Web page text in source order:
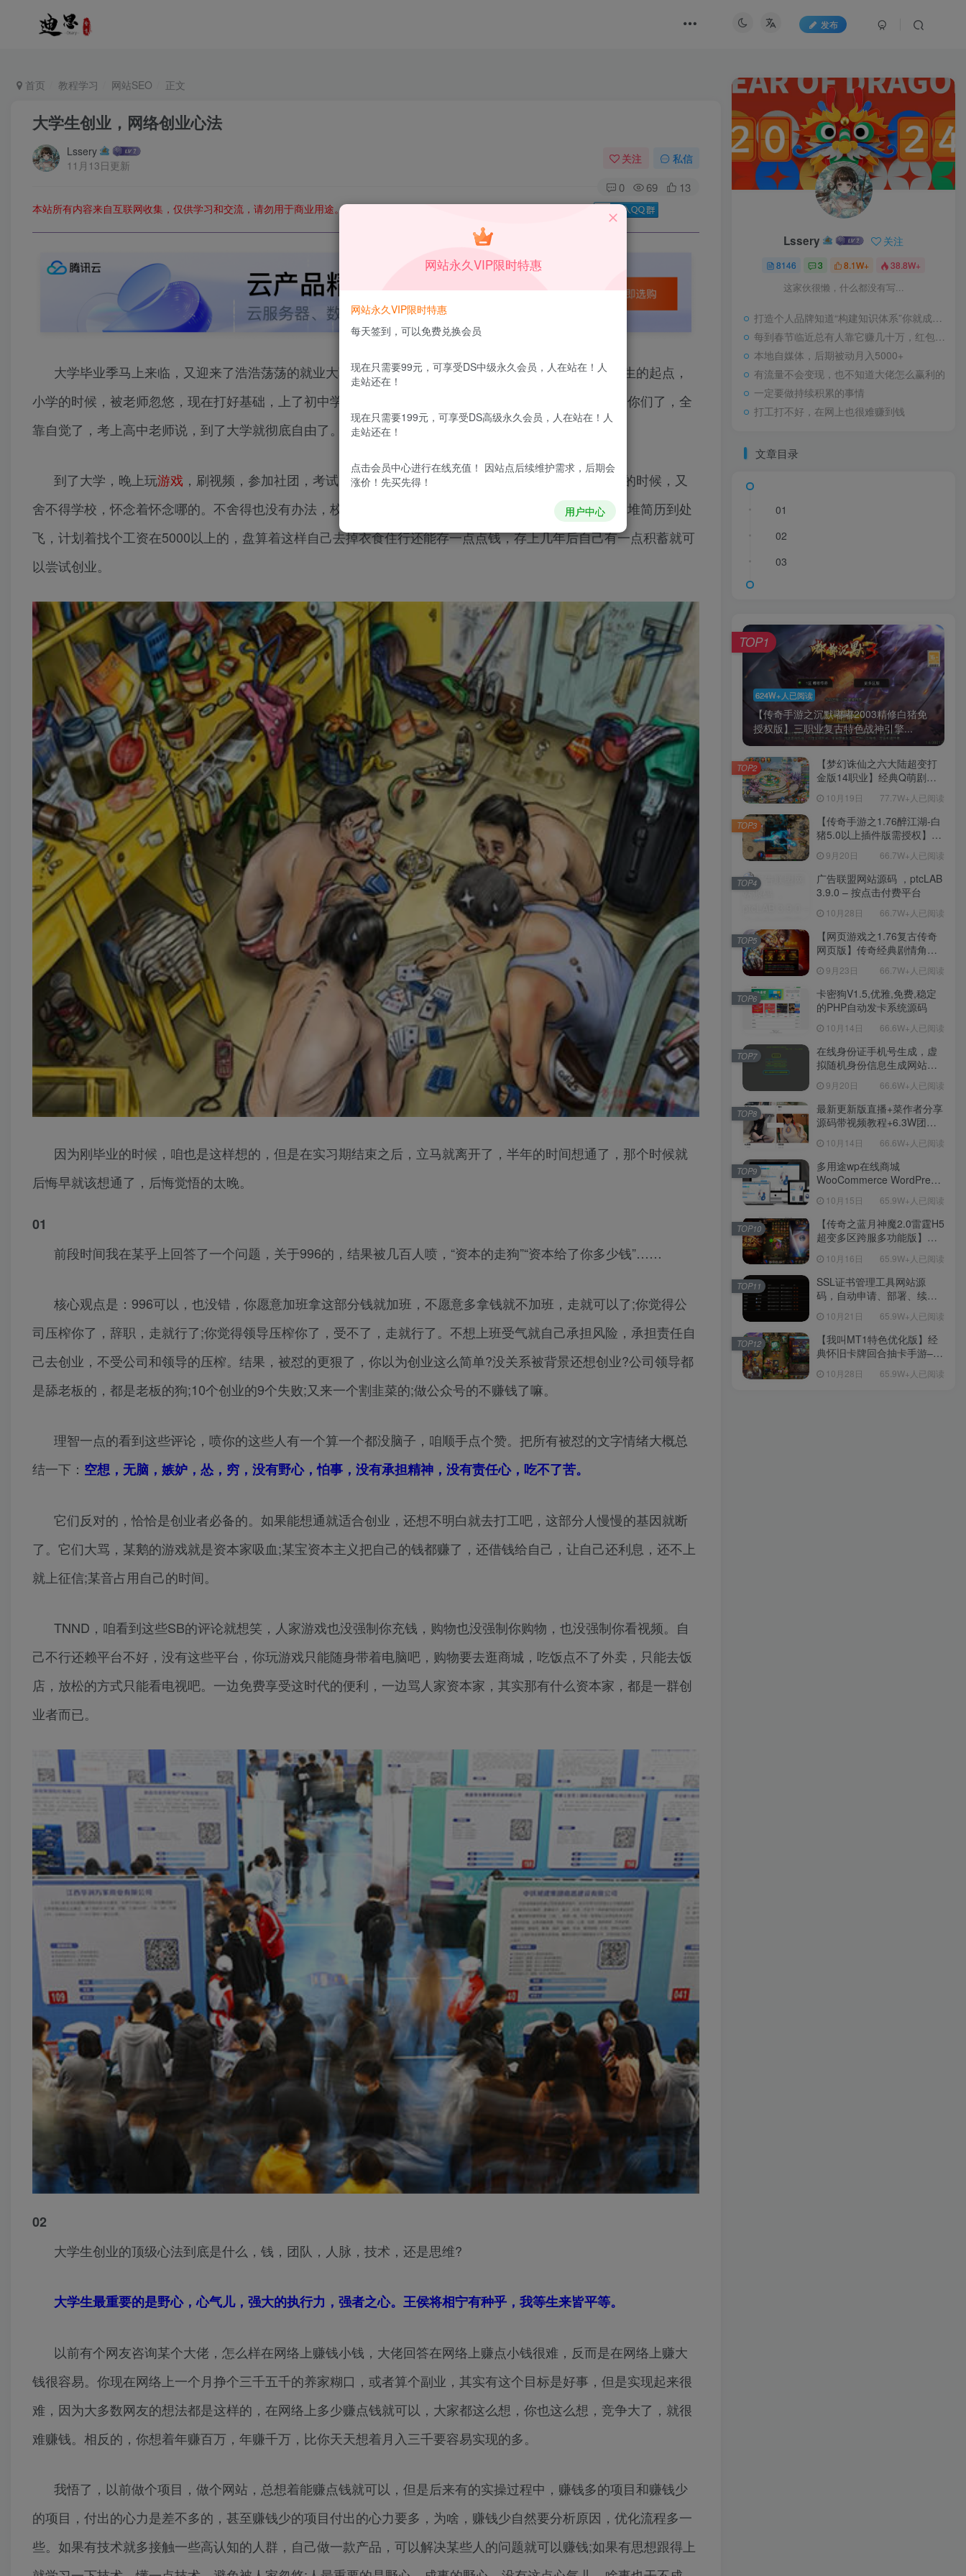
发布
首页 教程学习 网站SEO 正文
大学生创业，网络创业心法
Lssery
11月13日更新
关注 私信
0 69 13
本站所有内容来自互联网收集，仅供学习和交流，请勿用于商业用途。如有侵权、不妥之处，请第一时间联系我们删除！Q群：
大学毕业季马上来临，又迎来了浩浩荡荡的就业大军，本来以为大学是幸福的终点，没想到大学是人生的起点，
小学的时候，被老师忽悠，现在打好基础，上了初中学习起来就轻松了，初中，老师说到了高中就没人管你们了，全
靠自觉了，考上高中老师说，到了大学就彻底自由了。
到了大学，晚上玩游戏 ，刷视频，参加社团，考试，考证，一波接一波，无穷无尽的事。真到了毕业的时候，又
舍不得学校，怀念着怀念哪的。不舍得也没有办法，校招的时候各种制作简历，纸质版的，电子版的，一堆简历到处
飞，计划着找个工资在5000以上的，盘算着这样自己去掉衣食住行还能存一点点钱，存上几年后自己有一点积蓄就可
以尝试创业。
因为刚毕业的时候，咱也是这样想的，但是在实习期结束之后，立马就离开了，半年的时间想通了，那个时候就
后悔早就该想通了，后悔觉悟的太晚。
01
前段时间我在某乎上回答了一个问题，关于996的，结果被几百人喷，“资本的走狗”“资本给了你多少钱”……
核心观点是：996可以，也没错，你愿意加班拿这部分钱就加班，不愿意多拿钱就不加班，走就可以了;你觉得公
司压榨你了，辞职，走就行了;你觉得领导压榨你了，受不了，走就行了。不想上班受气就自己承担风险，承担责任自
己去创业，不受公司和领导的压榨。结果，被怼的更狠了，你以为创业这么简单?没关系被背景还想创业?公司领导都
是舔老板的，都是老板的狗;10个创业的9个失败;又来一个割韭菜的;做公众号的不赚钱了嘛。
理智一点的看到这些评论，喷你的这些人有一个算一个都没脑子，咱顺手点个赞。把所有被怼的文字情绪大概总
结一下： 空想，无脑，嫉妒，怂，穷，没有野心，怕事，没有承担精神，没有责任心，吃不了苦。
它们反对的，恰恰是创业者必备的。如果能想通就适合创业，还想不明白就去打工吧，这部分人慢慢的基因就断
了。它们大骂，某鹅的游戏就是资本家吸血;某宝资本主义把自己的钱都赚了，还借钱给自己，让自己还利息，还不上
就上征信;某音占用自己的时间。
TNND，咱看到这些SB的评论就想笑，人家游戏也没强制你充钱，购物也没强制你购物，也没强制你看视频。自
己不行还赖平台不好，没有这些平台，你玩游戏只能随身带着电脑吧，购物要去逛商城，吃饭点不了外卖，只能去饭
店，放松的方式只能看电视吧。一边免费享受这时代的便利，一边骂人家资本家，其实那有什么资本家，都是一群创
业者而已。
02
大学生创业的顶级心法到底是什么，钱，团队，人脉，技术，还是思维?
大学生最重要的是野心，心气儿，强大的执行力，强者之心。王侯将相宁有种乎，我等生来皆平等。
以前有个网友咨询某个大佬，怎么样在网络上赚钱小钱，大佬回答在网络上赚点小钱很难，反而是在网络上赚大
钱很容易。你现在网络上一个月挣个三千五千的养家糊口，或者算个副业，其实有这个目标是好事，但是实现起来很
难，因为大多数网友的想法都是这样的，在网络上多少赚点钱就可以，大家都这么想，你也这么想，竞争大了，就很
难赚钱。相反的，你想着年赚百万，年赚千万，比你天天想着月入三千要容易实现的多。
我悟了，以前做个项目，做个网站，总想着能赚点钱就可以，但是后来有的实操过程中，赚钱多的项目和赚钱少
的项目，付出的心力是差不多的，甚至赚钱少的项目付出的心力要多，为啥，赚钱少自然要分析原因，优化流程多一
些。如果有技术就多接触一些高认知的人群，自己做一款产品，可以解决某些人的问题就可以赚钱;如果有思想跟得上
Lssery 关注
8146 3 8.1W+ 38.8W+
这家伙很懒，什么都没有写...
打造个人品牌知道“构建知识体系”你就成功了一半
每到春节临近总有人靠它赚几十万，红包封面玩法拆解！
本地自媒体，后期被动月入5000+
有流量不会变现，也不知道大佬怎么赢利的
一定要做持续积累的事情
打工打不好，在网上也很难赚到钱
文章目录
01
02
03
624W+人已阅读
【传奇手游之沉默嘟嘟2003精修白猪免
授权版】三职业复古特色战神引擎...
TOP1
【梦幻诛仙之六大陆超变打
金版14职业】经典Q萌剧情
Linux服务端源码视频架设教
程-新版多功能GM网页后台
工具-安卓苹果IOS双端版
本！
10月19日 77.7W+人已阅读
TOP2
【传奇手游之1.76醉江湖-白
猪5.0以上插件版需授权】三
手游-Win服务端源码视频架
设教程-新版GM多功能网页
授权物品后台-九层妖塔-法宠
系统-历练殿堂-尸家重地-GM
直冲网页后台-安卓苹果IOS
双端版本！
9月20日 66.7W+人已阅读
TOP3
广告联盟网站源码 ，ptcLAB
3.9.0 – 按点击付费平台
10月28日 66.7W+人已阅读
TOP4
【网页游戏之1.76复古传奇
网页版】传奇经典剧情角色
Win服务端源码视频架设教
程！
9月23日 66.7W+人已阅读
TOP5
卡密狗V1.5,优雅,免费,稳定
的PHP自动发卡系统源码
10月14日 66.6W+人已阅读
TOP6
在线身份证手机号生成，虚
拟随机身份信息生成网站源
9月20日 66.6W+人已阅读
TOP7
最新更新版直播+菜作者分享
源码带视频教程+6.3W团购
【源码+教程】
10月14日 66.6W+人已阅读
TOP8
多用途wp在线商城
WooCommerce WordPress
10月15日 65.9W+人已阅读
TOP9
【传奇之蓝月神魔2.0雷霆H5
超变多区跨服多功能版】三
理单机一键即玩镜像端-打包
Linux服务端源码-视频架设
教程
10月16日 65.9W+人已阅读
TOP10
SSL证书管理工具网站源
码，自动申请、部署、续期
10月21日 65.9W+人已阅读
TOP11
【我叫MT1特色优化版】经
典怀旧卡牌回合抽卡手游–打
教程-多功能GM后台工具-网
10月28日 65.9W+人已阅读
TOP12
网站永久VIP限时特惠
网站永久VIP限时特惠
每天签到，可以免费兑换会员
现在只需要99元，可享受DS中级永久会员，人在站在！人
走站还在！
现在只需要199元，可享受DS高级永久会员，人在站在！人
走站还在！
点击会员中心进行在线充值！ 因站点后续维护需求，后期会
涨价！先买先得！
用户中心